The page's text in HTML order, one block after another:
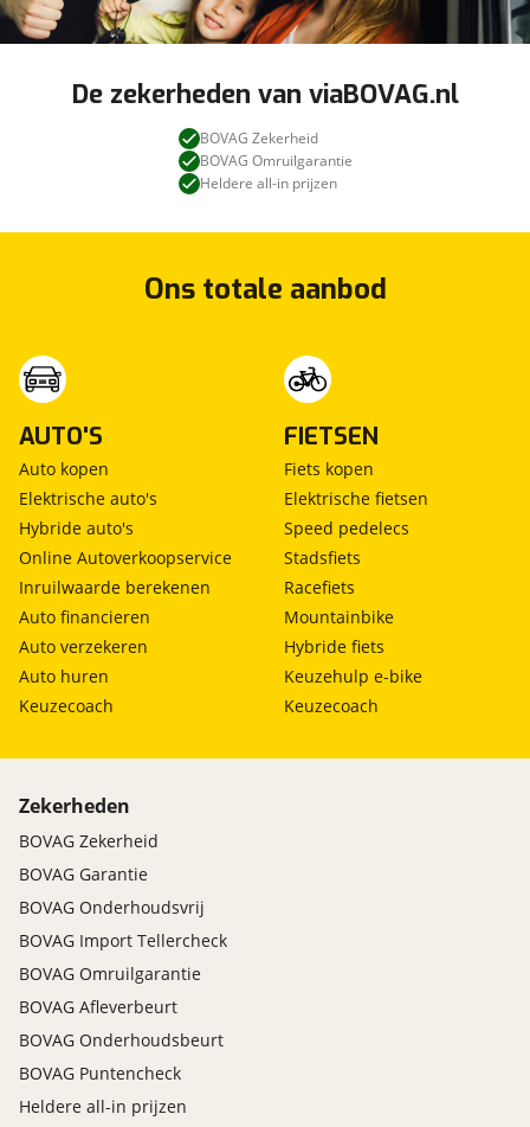
De zekerheden van viaBOVAG.nl
BOVAG Zekerheid
BOVAG Omruilgarantie
Heldere all-in prijzen
Ons totale aanbod
AUTO'S
Auto kopen
Elektrische auto's
Hybride auto's
Online Autoverkoopservice
Inruilwaarde berekenen
Auto financieren
Auto verzekeren
Auto huren
Keuzecoach
FIETSEN
Fiets kopen
Elektrische fietsen
Speed pedelecs
Stadsfiets
Racefiets
Mountainbike
Hybride fiets
Keuzehulp e-bike
Keuzecoach
Zekerheden
BOVAG Zekerheid
BOVAG Garantie
BOVAG Onderhoudsvrij
BOVAG Import Tellercheck
BOVAG Omruilgarantie
BOVAG Afleverbeurt
BOVAG Onderhoudsbeurt
BOVAG Puntencheck
Heldere all-in prijzen